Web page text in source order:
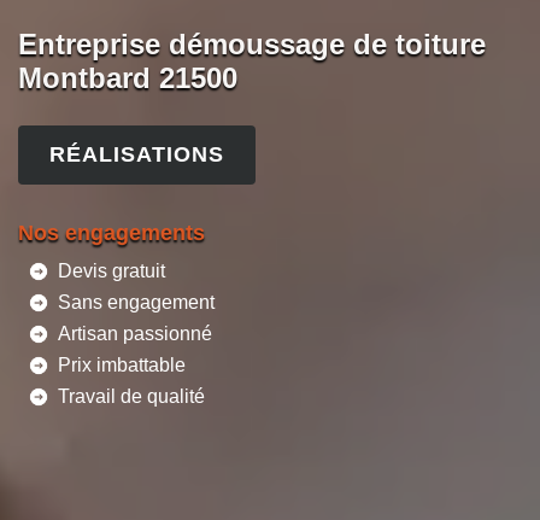
Entreprise démoussage de toiture
Montbard 21500
RÉALISATIONS
Nos engagements
Devis gratuit
Sans engagement
Artisan passionné
Prix imbattable
Travail de qualité